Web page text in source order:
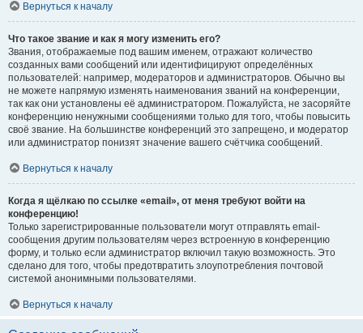
Вернуться к началу
Что такое звание и как я могу изменить его?
Звания, отображаемые под вашим именем, отражают количество
созданных вами сообщений или идентифицируют определённых
пользователей: например, модераторов и администраторов. Обычно вы
не можете напрямую изменять наименования званий на конференции,
так как они установлены её администратором. Пожалуйста, не засоряйте
конференцию ненужными сообщениями только для того, чтобы повысить
своё звание. На большинстве конференций это запрещено, и модератор
или администратор понизят значение вашего счётчика сообщений.
Вернуться к началу
Когда я щёлкаю по ссылке «email», от меня требуют войти на
конференцию!
Только зарегистрированные пользователи могут отправлять email-
сообщения другим пользователям через встроенную в конференцию
форму, и только если администратор включил такую возможность. Это
сделано для того, чтобы предотвратить злоупотребления почтовой
системой анонимными пользователями.
Вернуться к началу